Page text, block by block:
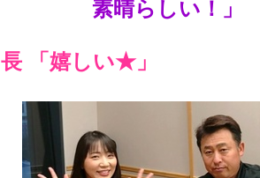
素晴らしい！」
長 「嬉しい★」